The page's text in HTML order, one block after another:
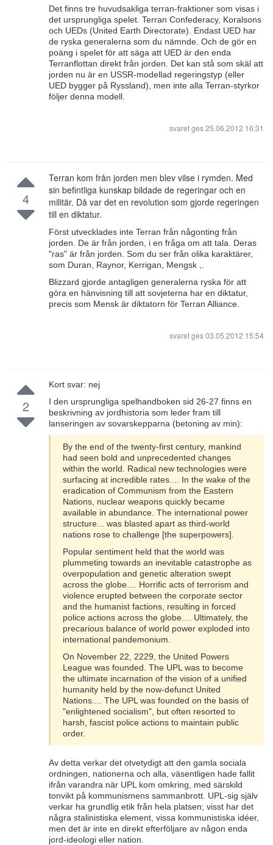
Det finns tre huvudsakliga terran-fraktioner som visas i
det ursprungliga spelet. Terran Confederacy, Koralsons
och UEDs (United Earth Directorate). Endast UED har
de ryska generalerna som du nämnde. Och de gör en
poäng i spelet för att säga att UED är den enda
Terranflottan direkt från jorden. Det kan stå som skäl att
jorden nu är en USSR-modellad regeringstyp (eller
UED bygger på Ryssland), men inte alla Terran-styrkor
följer denna modell.
svaret ges25.06.2012 16:31
4
Terran kom från jorden men blev vilse i rymden. Med
sin befintliga kunskap bildade de regeringar och en
militär. Då var det en revolution som gjorde regeringen
till en diktatur.
Först utvecklades inte Terran från någonting från
jorden. De är från jorden, i en fråga om att tala. Deras
"ras" är från jorden. Som du ser från olika karaktärer,
som Duran, Raynor, Kerrigan, Mengsk ,.
Blizzard gjorde antagligen generalerna ryska för att
göra en hänvisning till att sovjeterna har en diktatur,
precis som Mensk är diktatorn för Terran Alliance.
svaret ges03.05.2012 15:54
2
Kort svar: nej
I den ursprungliga spelhandboken sid 26-27 finns en
beskrivning av jordhistoria som leder fram till
lanseringen av sovarskepparna (betoning av min):
By the end of the twenty-first century, mankind
had seen bold and unprecedented changes
within the world. Radical new technologies were
surfacing at incredible rates.... In the wake of the
eradication of Communism from the Eastern
Nations, nuclear weapons quickly became
available in abundance. The international power
structure... was blasted apart as third-world
nations rose to challenge [the superpowers].
Popular sentiment held that the world was
plummeting towards an inevitable catastrophe as
overpopulation and genetic alteration swept
across the globe.... Horrific acts of terrorism and
violence erupted between the corporate sector
and the humanist factions, resulting in forced
police actions across the globe.... Ultimately, the
precarious balance of world power exploded into
international pandemonium.
On November 22, 2229, the United Powers
League was founded. The UPL was to become
the ultimate incarnation of the vision of a unified
humanity held by the now-defunct United
Nations.... The UPL was founded on the basis of
"enlightened socialism", but often resorted to
harsh, fascist police actions to maintain public
order.
Av detta verkar det otvetydigt att den gamla sociala
ordningen, nationerna och alla, väsentligen hade fallit
ifrån varandra när UPL kom omkring, med särskild
tonvikt på kommunismens sammanbrott. UPL-sig själv
verkar ha grundlig etik från hela platsen; visst har det
några stalinistiska element, vissa kommunistiska idéer,
men det är inte en direkt efterföljare av någon enda
jord-ideologi eller nation.